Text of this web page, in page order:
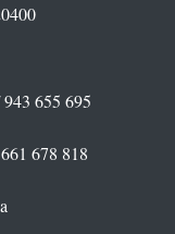
943 655 695
678 818